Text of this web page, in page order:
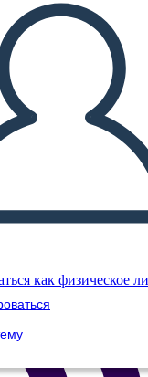
как физическое
- Линии
ШОУ
МНЕ